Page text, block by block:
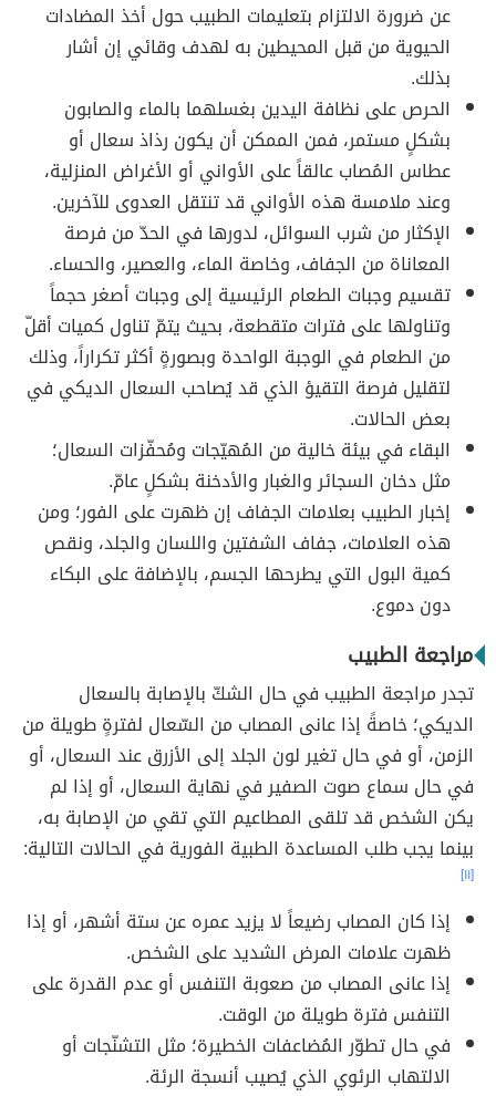
عن ضرورة الالتزام بتعليمات الطبيب حول أخذ المضادات
الحيوية من قبل المحيطين به لهدف وقائي إن أشار
بذلك.
الحرص على نظافة اليدين بغسلهما بالماء والصابون
بشكلٍ مستمر، فمن الممكن أن يكون رذاذ سعال أو
عطاس المُصاب عالقاً على الأواني أو الأغراض المنزلية،
وعند ملامسة هذه الأواني قد تنتقل العدوى للآخرين.
الإكثار من شرب السوائل، لدورها في الحدّ من فرصة
المعاناة من الجفاف، وخاصة الماء، والعصير، والحساء.
تقسيم وجبات الطعام الرئيسية إلى وجبات أصغر حجماً
وتناولها على فترات متقطعة، بحيث يتمّ تناول كميات أقلّ
من الطعام في الوجبة الواحدة وبصورةٍ أكثر تكراراً، وذلك
لتقليل فرصة التقيؤ الذي قد يُصاحب السعال الديكي في
بعض الحالات.
البقاء في بيئة خالية من المُهيّجات ومُحفّزات السعال؛
مثل دخان السجائر والغبار والأدخنة بشكلٍ عامّ.
إخبار الطبيب بعلامات الجفاف إن ظهرت على الفور؛ ومن
هذه العلامات، جفاف الشفتين واللسان والجلد، ونقص
كمية البول التي يطرحها الجسم، بالإضافة على البكاء
دون دموع.
مراجعة الطبيب
تجدر مراجعة الطبيب في حال الشكّ بالإصابة بالسعال
الديكي؛ خاصةً إذا عانى المصاب من السّعال لفترةٍ طويلة من
الزمن، أو في حال تغير لون الجلد إلى الأزرق عند السعال، أو
في حال سماع صوت الصفير في نهاية السعال، أو إذا لم
يكن الشخص قد تلقى المطاعيم التي تقي من الإصابة به،
بينما يجب طلب المساعدة الطبية الفورية في الحالات التالية:
[١١]
إذا كان المصاب رضيعاً لا يزيد عمره عن ستة أشهر، أو إذا
ظهرت علامات المرض الشديد على الشخص.
إذا عانى المصاب من صعوبة التنفس أو عدم القدرة على
التنفس فترة طويلة من الوقت.
في حال تطوّر المُضاعفات الخطيرة؛ مثل التشنّجات أو
الالتهاب الرئوي الذي يُصيب أنسجة الرئة.